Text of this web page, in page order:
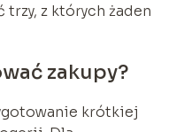
z których żaden
zakupy?
krótkiej